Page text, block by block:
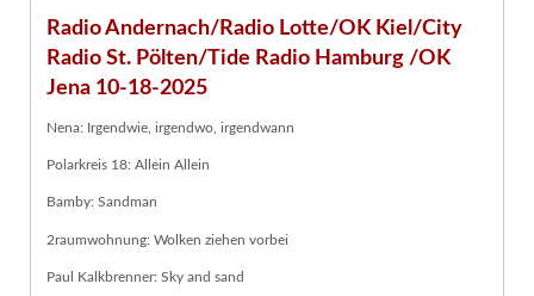
Radio Andernach/Radio Lotte/OK Kiel/City
Radio St. Pölten/Tide Radio Hamburg /OK
Jena 10-18-2025
Nena: Irgendwie, irgendwo, irgendwann
Polarkreis 18: Allein Allein
Bamby: Sandman
2raumwohnung: Wolken ziehen vorbei
Paul Kalkbrenner: Sky and sand